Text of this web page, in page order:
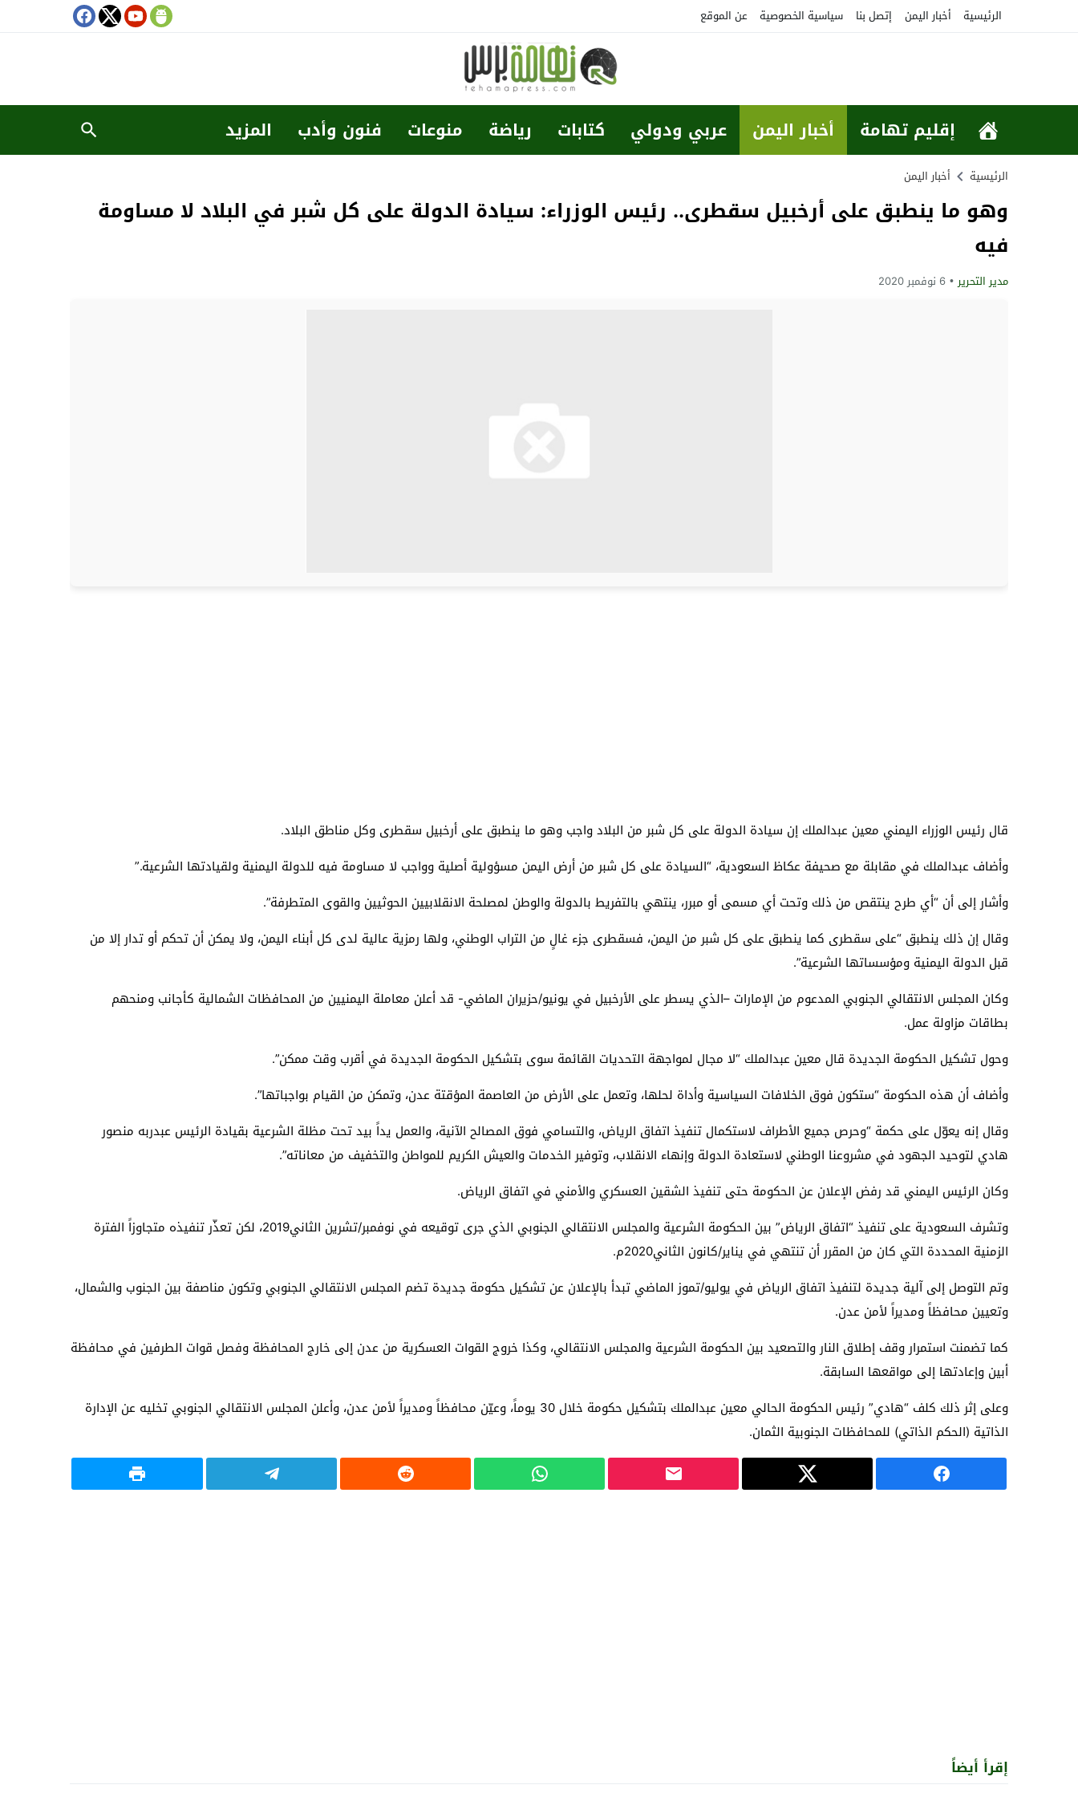
الرئيسية أخبار اليمن إتصل بنا سياسية الخصوصية عن الموقع
إقليم تهامة أخبار اليمن عربي ودولي كتابات رياضة منوعات فنون وأدب المزيد
الرئيسية أخبار اليمن
وهو ما ينطبق على أرخبيل سقطرى.. رئيس الوزراء: سيادة الدولة على كل شبر في البلاد لا مساومة
فيه
مدير التحرير 6 نوفمبر 2020
قال رئيس الوزراء اليمني معين عبدالملك إن سيادة الدولة على كل شبر من البلاد واجب وهو ما ينطبق على أرخبيل سقطرى وكل مناطق البلاد.
وأضاف عبدالملك في مقابلة مع صحيفة عكاظ السعودية، “السيادة على كل شبر من أرض اليمن مسؤولية أصلية وواجب لا مساومة فيه للدولة اليمنية ولقيادتها الشرعية.”
وأشار إلى أن “أي طرح ينتقص من ذلك وتحت أي مسمى أو مبرر، ينتهي بالتفريط بالدولة والوطن لمصلحة الانقلابيين الحوثيين والقوى المتطرفة”.
وقال إن ذلك ينطبق “على سقطرى كما ينطبق على كل شبر من اليمن، فسقطرى جزء غالٍ من التراب الوطني، ولها رمزية عالية لدى كل أبناء اليمن، ولا يمكن أن تحكم أو تدار إلا من
قبل الدولة اليمنية ومؤسساتها الشرعية”.
وكان المجلس الانتقالي الجنوبي المدعوم من الإمارات –الذي يسطر على الأرخبيل في يونيو/حزيران الماضي- قد أعلن معاملة اليمنيين من المحافظات الشمالية كأجانب ومنحهم
بطاقات مزاولة عمل.
وحول تشكيل الحكومة الجديدة قال معين عبدالملك “لا مجال لمواجهة التحديات القائمة سوى بتشكيل الحكومة الجديدة في أقرب وقت ممكن”.
وأضاف أن هذه الحكومة “ستكون فوق الخلافات السياسية وأداة لحلها، وتعمل على الأرض من العاصمة المؤقتة عدن، وتمكن من القيام بواجباتها”.
وقال إنه يعوّل على حكمة “وحرص جميع الأطراف لاستكمال تنفيذ اتفاق الرياض، والتسامي فوق المصالح الآنية، والعمل يداً بيد تحت مظلة الشرعية بقيادة الرئيس عبدربه منصور
هادي لتوحيد الجهود في مشروعنا الوطني لاستعادة الدولة وإنهاء الانقلاب، وتوفير الخدمات والعيش الكريم للمواطن والتخفيف من معاناته”.
وكان الرئيس اليمني قد رفض الإعلان عن الحكومة حتى تنفيذ الشقين العسكري والأمني في اتفاق الرياض.
وتشرف السعودية على تنفيذ “اتفاق الرياض” بين الحكومة الشرعية والمجلس الانتقالي الجنوبي الذي جرى توقيعه في نوفمبر/تشرين الثاني2019، لكن تعذّر تنفيذه متجاوزاً الفترة
الزمنية المحددة التي كان من المقرر أن تنتهي في يناير/كانون الثاني2020م.
وتم التوصل إلى آلية جديدة لتنفيذ اتفاق الرياض في يوليو/تموز الماضي تبدأ بالإعلان عن تشكيل حكومة جديدة تضم المجلس الانتقالي الجنوبي وتكون مناصفة بين الجنوب والشمال،
وتعيين محافظاً ومديراً لأمن عدن.
كما تضمنت استمرار وقف إطلاق النار والتصعيد بين الحكومة الشرعية والمجلس الانتقالي، وكذا خروج القوات العسكرية من عدن إلى خارج المحافظة وفصل قوات الطرفين في محافظة
أبين وإعادتها إلى مواقعها السابقة.
وعلى إثر ذلك كلف “هادي” رئيس الحكومة الحالي معين عبدالملك بتشكيل حكومة خلال 30 يوماً، وعيّن محافظاً ومديراً لأمن عدن، وأعلن المجلس الانتقالي الجنوبي تخليه عن الإدارة
الذاتية (الحكم الذاتي) للمحافظات الجنوبية الثمان.
إقرأ أيضاً